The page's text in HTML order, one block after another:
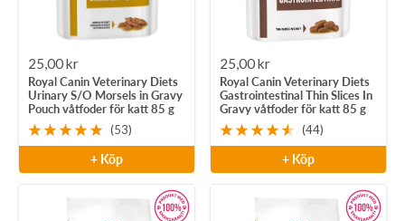
Rea-
pris
25,00 kr
Royal Canin Veterinary Diets
Urinary S/O Morsels in Gravy
Pouch våtfoder för katt 85 g
(53)
+ Köp
Rea-
pris
25,00 kr
Royal Canin Veterinary Diets
Gastrointestinal Thin Slices In
Gravy våtfoder för katt 85 g
(44)
+ Köp